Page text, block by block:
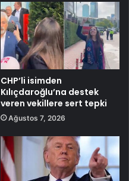
CHP’li isimden
Kılıçdaroğlu’na destek
veren vekillere sert tepki
Ağustos 7, 2026